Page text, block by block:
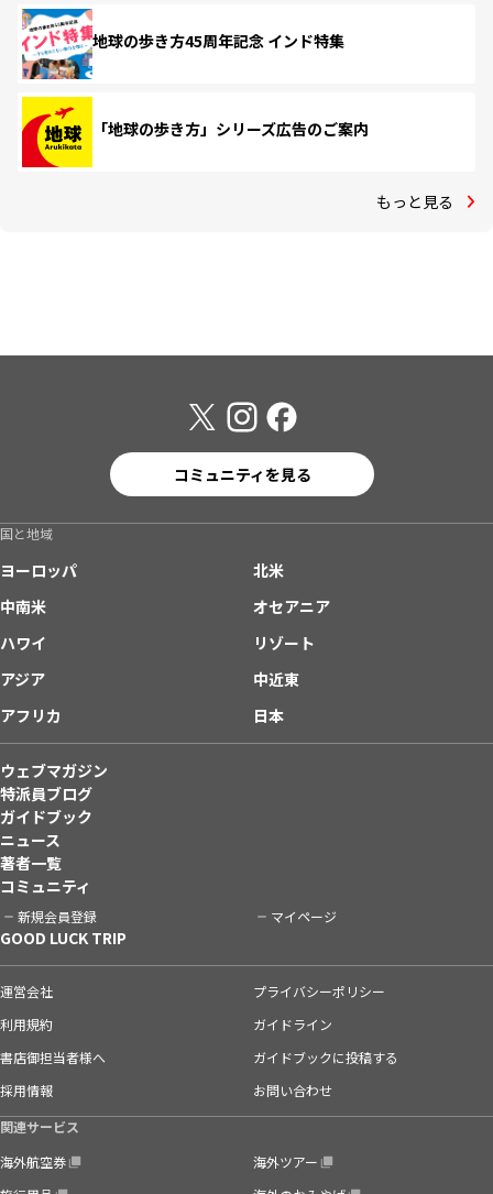
地球の歩き方45周年記念 インド特集
「地球の歩き方」シリーズ広告のご案内
もっと見る
コミュニティを見る
国と地域
ヨーロッパ
北米
中南米
オセアニア
ハワイ
リゾート
アジア
中近東
アフリカ
日本
ウェブマガジン
特派員ブログ
ガイドブック
ニュース
著者一覧
コミュニティ
新規会員登録 マイページ
GOOD LUCK TRIP
運営会社
プライバシーポリシー
利用規約
ガイドライン
書店御担当者様へ
ガイドブックに投稿する
採用情報
お問い合わせ
関連サービス
海外航空券
海外ツアー